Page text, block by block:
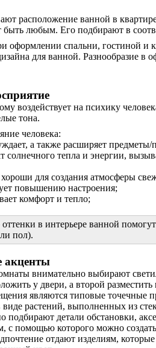
расположение ванной в
любым. Его подбирают в
оформлении спальни, гостиной и
для ванной. Разнообразие в
воздействует на психику
тона.
человека:
а также расширяет предметы/
солнечного тепла и энергии,
для создания атмосферы
повышению настроения;
комфорт и тепло;
в интерьере ванной
пол).
акценты
внимательно выбирают
у двери, а второй разместить
являются типовые точечные
растений, выполненных из
подбирают детали обстановки,
с помощью которого можно
отдают изделиям,